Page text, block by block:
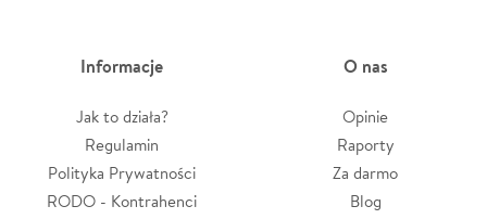
Informacje
Jak to działa?
Regulamin
Polityka Prywatności
RODO - Kontrahenci
O nas
Opinie
Raporty
Za darmo
Blog